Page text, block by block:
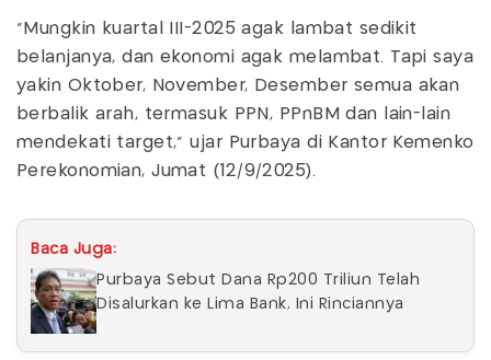
“Mungkin kuartal III-2025 agak lambat sedikit
belanjanya, dan ekonomi agak melambat. Tapi saya
yakin Oktober, November, Desember semua akan
berbalik arah, termasuk PPN, PPnBM dan lain-lain
mendekati target,” ujar Purbaya di Kantor Kemenko
Perekonomian, Jumat (12/9/2025).
Baca Juga:
Purbaya Sebut Dana Rp200 Triliun Telah
Disalurkan ke Lima Bank, Ini Rinciannya